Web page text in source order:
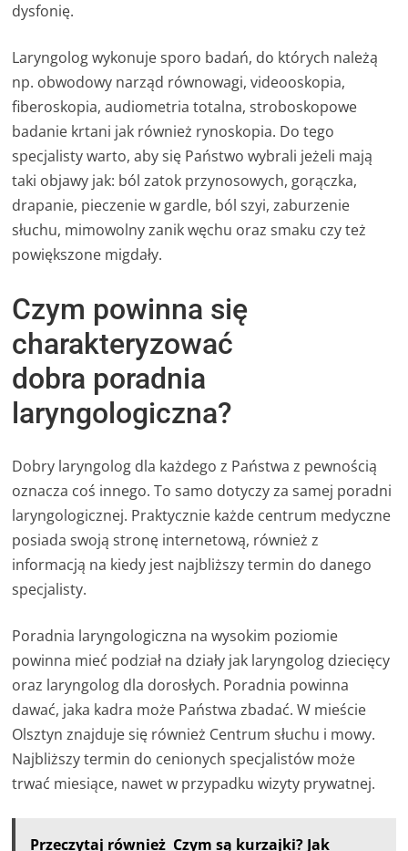
dysfonię.
Laryngolog wykonuje sporo badań, do których należą
np. obwodowy narząd równowagi, videooskopia,
fiberoskopia, audiometria totalna, stroboskopowe
badanie krtani jak również rynoskopia. Do tego
specjalisty warto, aby się Państwo wybrali jeżeli mają
taki objawy jak: ból zatok przynosowych, gorączka,
drapanie, pieczenie w gardle, ból szyi, zaburzenie
słuchu, mimowolny zanik węchu oraz smaku czy też
powiększone migdały.
Czym powinna się
charakteryzować
dobra poradnia
laryngologiczna?
Dobry laryngolog dla każdego z Państwa z pewnością
oznacza coś innego. To samo dotyczy za samej poradni
laryngologicznej. Praktycznie każde centrum medyczne
posiada swoją stronę internetową, również z
informacją na kiedy jest najbliższy termin do danego
specjalisty.
Poradnia laryngologiczna na wysokim poziomie
powinna mieć podział na działy jak laryngolog dziecięcy
oraz laryngolog dla dorosłych. Poradnia powinna
dawać, jaka kadra może Państwa zbadać. W mieście
Olsztyn znajduje się również Centrum słuchu i mowy.
Najbliższy termin do cenionych specjalistów może
trwać miesiące, nawet w przypadku wizyty prywatnej.
Przeczytaj również Czym są kurzajki? Jak